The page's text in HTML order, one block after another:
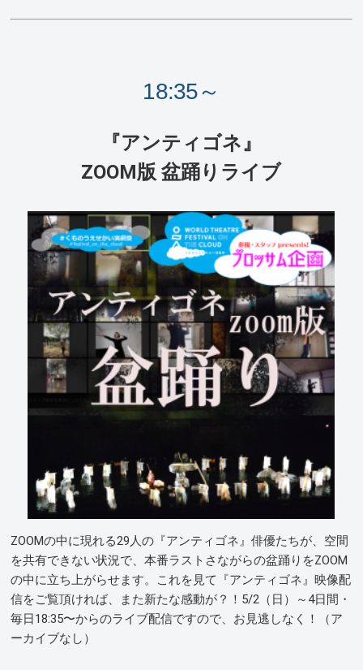
18:35～
『アンティゴネ』
ZOOM版 盆踊りライブ
ZOOMの中に現れる29人の『アンティゴネ』俳優たちが、空間
を共有できない状況で、本番ラストさながらの盆踊りをZOOM
の中に立ち上がらせます。これを見て『アンティゴネ』映像配
信をご覧頂ければ、また新たな感動が？！5/2（日）～4日間・
毎日18:35〜からのライブ配信ですので、お見逃しなく！（ア
ーカイブなし）